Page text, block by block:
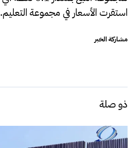
استقرت الأسعار في مجموعة التعليم.
مشاركة الخبر
ذو صلة